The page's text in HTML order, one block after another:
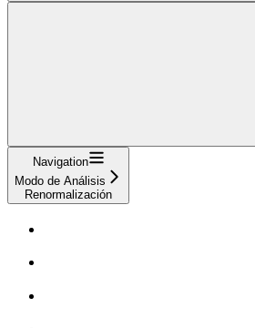
Navigation
Modo de Análisis
Renormalización